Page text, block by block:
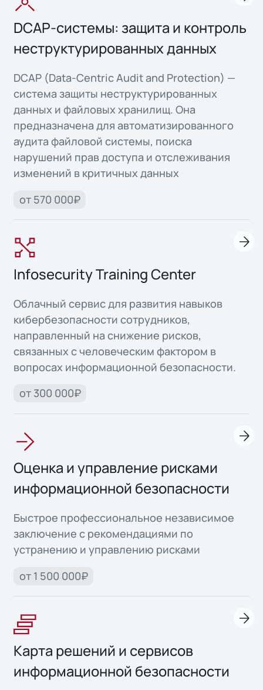
DCAP-системы: защита и контроль
неструктурированных данных
DCAP (Data-Centric Audit and Protection) —
система защиты неструктурированных
данных и файловых хранилищ. Она
предназначена для автоматизированного
аудита файловой системы, поиска
нарушений прав доступа и отслеживания
изменений в критичных данных
от 570 000₽
Infosecurity Training Center
Облачный сервис для развития навыков
кибербезопасности сотрудников,
направленный на снижение рисков,
связанных с человеческим фактором в
вопросах информационной безопасности.
от 300 000₽
Оценка и управление рисками
информационной безопасности
Быстрое профессиональное независимое
заключение с рекомендациями по
устранению и управлению рисками
от 1 500 000₽
Карта решений и сервисов
информационной безопасности